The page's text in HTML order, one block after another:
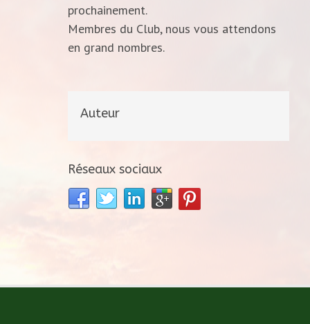
prochainement.
Membres du Club, nous vous attendons
en grand nombres.
Auteur
Réseaux sociaux